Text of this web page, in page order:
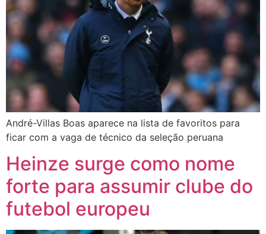
André-Villas Boas aparece na lista de favoritos para
ficar com a vaga de técnico da seleção peruana
Heinze surge como nome
forte para assumir clube do
futebol europeu